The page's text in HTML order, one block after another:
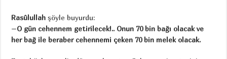
Rasûlullah şöyle buyurdu:
–O gün cehennem getirilecek!.. Onun 70 bin bağı olacak ve
her bağ ile beraber cehennemi çeken 70 bin melek olacak.